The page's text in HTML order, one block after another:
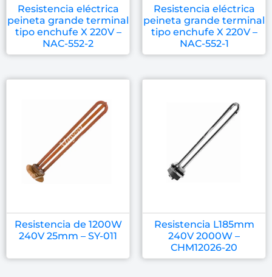
Resistencia eléctrica
peineta grande terminal
tipo enchufe X 220V –
NAC-552-2
Resistencia eléctrica
peineta grande terminal
tipo enchufe X 220V –
NAC-552-1
Resistencia de 1200W
240V 25mm – SY-011
Resistencia L185mm
240V 2000W –
CHM12026-20